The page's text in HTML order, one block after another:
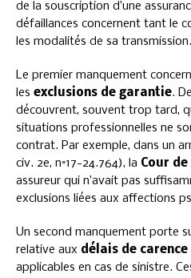
de la souscription d’une
défaillances concernent tant le
les modalités de sa transmission.
Le premier manquement
les exclusions de garantie.
découvrent, souvent trop tard,
situations professionnelles ne
contrat. Par exemple, dans un
civ. 2e, n°17-24.764), la Cour
assureur qui n’avait pas
exclusions liées aux affections
Un second manquement porte
relative aux délais de carence
applicables en cas de sinistre.